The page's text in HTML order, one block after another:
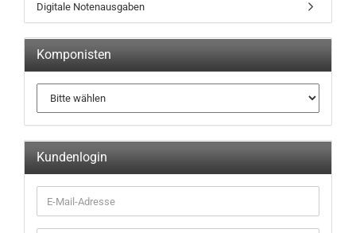
Digitale Notenausgaben
Komponisten
Kundenlogin